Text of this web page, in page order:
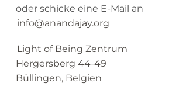
oder schicke eine E-Mail an
info@anandajay.org
Light of Being Zentrum
Hergersberg 44-49
Büllingen, Belgien